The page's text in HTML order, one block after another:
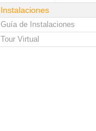
Instalaciones
Guía de Instalaciones
Tour Virtual